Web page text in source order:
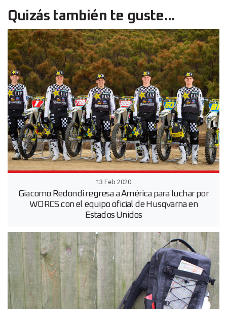
Quizás también te guste...
13 Feb 2020
Giacomo Redondi regresa a América para luchar por
WORCS con el equipo oficial de Husqvarna en
Estados Unidos